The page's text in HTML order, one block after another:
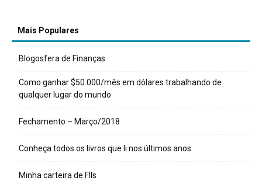
Mais Populares
Blogosfera de Finanças
Como ganhar $50.000/mês em dólares trabalhando de
qualquer lugar do mundo
Fechamento – Março/2018
Conheça todos os livros que li nos últimos anos
Minha carteira de FIIs